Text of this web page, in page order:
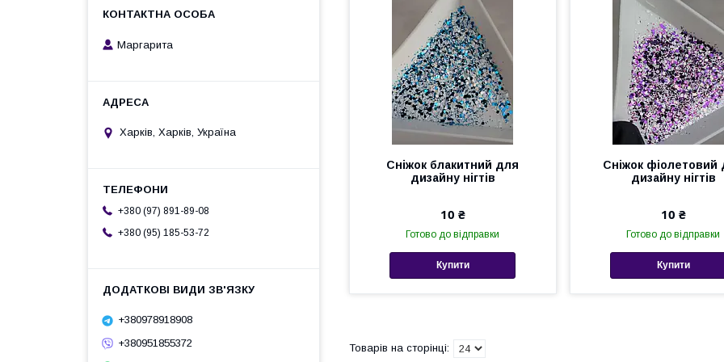
Сніжок блакитний для
дизайну нігтів
10 ₴
Готово до відправки
Купити
Сніжок фіолетовий
дизайну нігтів
10 ₴
Готово до відправки
Купити
Маргарита
Харків, Харків, Україна
+380 (97) 891-89-08
+380 (95) 185-53-72
+380978918908
+380951855372